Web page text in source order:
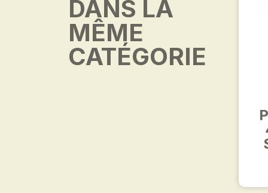
DANS LA
MÊME
CATÉGORIE